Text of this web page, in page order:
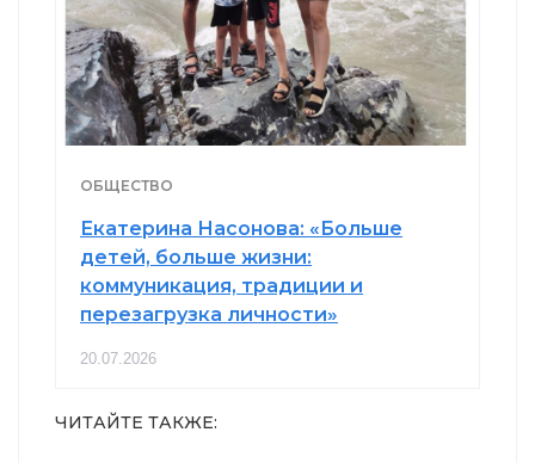
ОБЩЕСТВО
Екатерина Насонова: «Больше
детей, больше жизни:
коммуникация, традиции и
перезагрузка личности»
20.07.2026
ЧИТАЙТЕ ТАКЖЕ: